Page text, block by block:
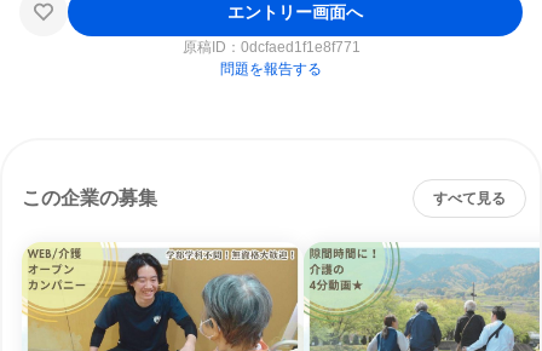
エントリー画面へ
原稿ID： 0dcfaed1f1e8f771
問題を報告する
この企業の募集 すべて見る